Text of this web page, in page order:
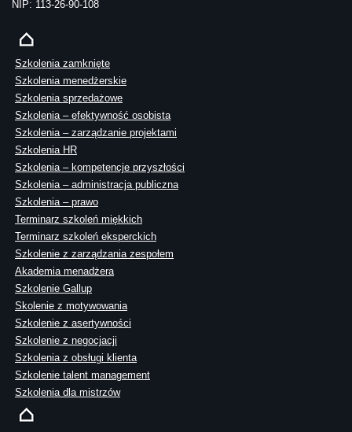
NIP: 113-26-90-108
Szkolenia zamknięte
Szkolenia menedżerskie
Szkolenia sprzedażowe
Szkolenia – efektywność osobista
Szkolenia – zarządzanie projektami
Szkolenia HR
Szkolenia – kompetencje przyszłości
Szkolenia – administracja publiczna
Szkolenia – prawo
Terminarz szkoleń miękkich
Terminarz szkoleń eksperckich
Szkolenie z zarządzania zespołem
Akademia menadżera
Szkolenie Gallup
Skolenie z motywowania
Szkolenie z asertywności
Szkolenie z negocjacji
Szkolenia z obsługi klienta
Szkolenie talent management
Szkolenia dla mistrzów